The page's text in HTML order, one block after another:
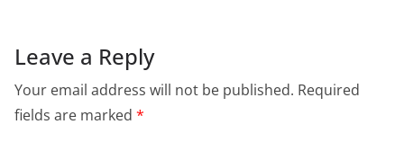
Leave a Reply
Your email address will not be published. Required
fields are marked *